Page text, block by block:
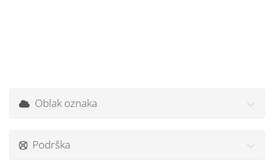
Oblak oznaka
Podrška